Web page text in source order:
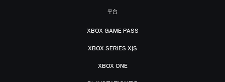
平台
XBOX GAME PASS
XBOX SERIES X|S
XBOX ONE